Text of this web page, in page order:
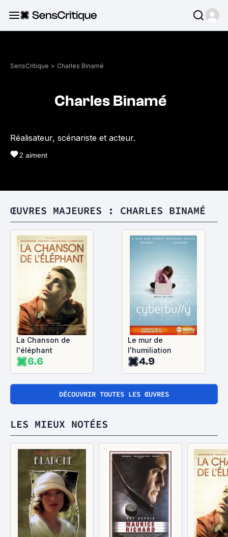
SensCritique > Charles Binamé
Charles Binamé
Réalisateur, scénariste et acteur.
2 aiment
ŒUVRES MAJEURES : CHARLES BINAMÉ
La Chanson de
l'éléphant
6.6
Le mur de
l'humiliation
4.9
DÉCOUVRIR TOUTES LES ŒUVRES
LES MIEUX NOTÉES